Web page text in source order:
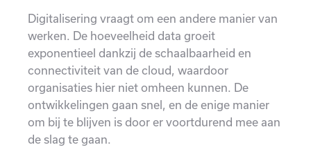
Digitalisering vraagt om een andere manier van
werken. De hoeveelheid data groeit
exponentieel dankzij de schaalbaarheid en
connectiviteit van de cloud, waardoor
organisaties hier niet omheen kunnen. De
ontwikkelingen gaan snel, en de enige manier
om bij te blijven is door er voortdurend mee aan
de slag te gaan.